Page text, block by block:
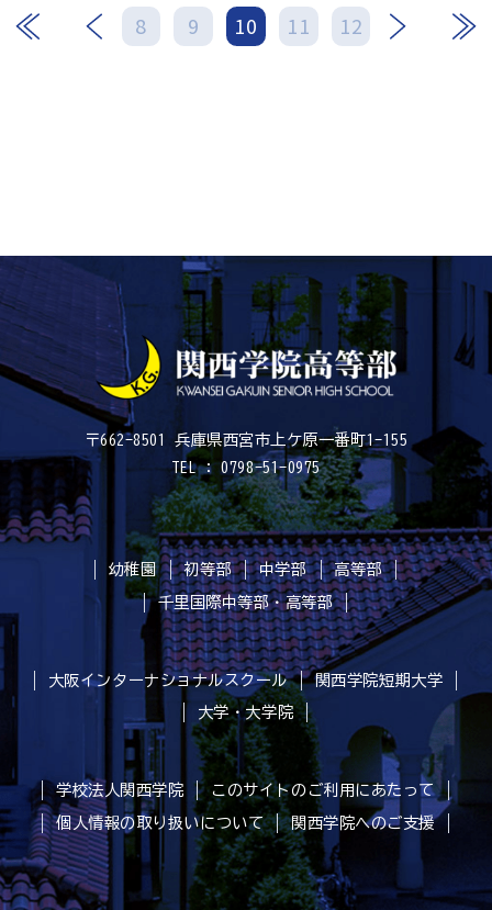
8 9 10 11 12
次 最後
〒662-8501 兵庫県西宮市上ケ原一番町1-155
TEL : 0798-51-0975
幼稚園 初等部 中学部
高等部
千里国際中等部・高等部
大阪インターナショナルスクール
関西学院短期大学
大学・大学院
学校法人関西学院
このサイトのご利用にあたって
個人情報の取り扱いについて
関西学院へのご支援